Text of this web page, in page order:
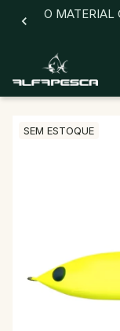
O MATERIAL
SEM ESTOQUE